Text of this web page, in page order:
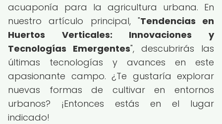
acuaponía para la agricultura urbana. En
nuestro artículo principal, "Tendencias en
Huertos Verticales: Innovaciones y
Tecnologías Emergentes", descubrirás las
últimas tecnologías y avances en este
apasionante campo. ¿Te gustaría explorar
nuevas formas de cultivar en entornos
urbanos? ¡Entonces estás en el lugar
indicado!